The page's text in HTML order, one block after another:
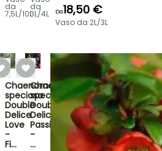
da
7,5L/10L
da
3L/4L Da18,50 €
Vaso da 2L/3L
Chaenomeles
speciosa
Double
Delice
Love
-
Fi…
Chaenomeles
speciosa
Double
Delice
Passion
-
…